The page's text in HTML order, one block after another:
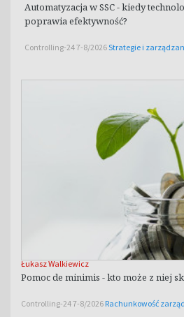
Automatyzacja w SSC - kiedy
poprawia efektywność?
Controlling-24 7-8/2026Strategie i
Łukasz Walkiewicz
Pomoc de minimis - kto może z niej
Controlling-24 7-8/2026 Rachunkowość